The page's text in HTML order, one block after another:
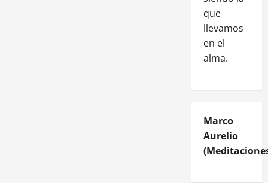
que
llevamos
en el
alma.
Marco
Aurelio